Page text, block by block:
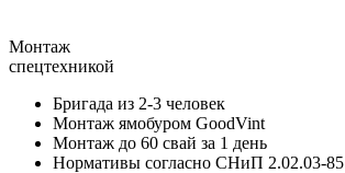
Монтаж
спецтехникой
Бригада из 2-3 человек
Монтаж ямобуром GoodVint
Монтаж до 60 свай за 1 день
Нормативы согласно СНиП 2.02.03-85